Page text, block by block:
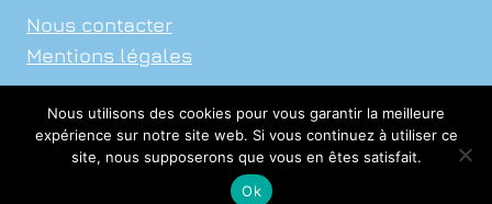
Nous contacter
Mentions légales
© 2026 Xavier Auto Sports
Nous utilisons des cookies pour vous garantir la meilleure
expérience sur notre site web. Si vous continuez à utiliser ce
site, nous supposerons que vous en êtes satisfait.
Ok